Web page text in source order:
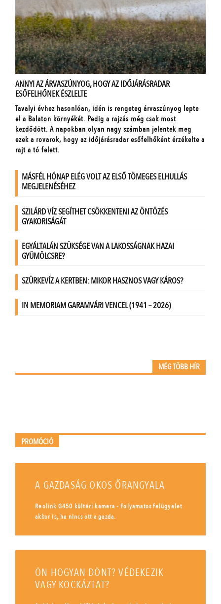
MÉG TÖBB HÍR
PROMÓCIÓ
A GAZDASÁG OKOS ŐRANGYALA
Reolink G450 kültéri kamera - Folyamatos felügyelet
akkor is, ha nincs ott a gazda.
ÖN HOGYAN DÖNT? VÉDEKEZIK
VAGY KOCKÁZTAT?